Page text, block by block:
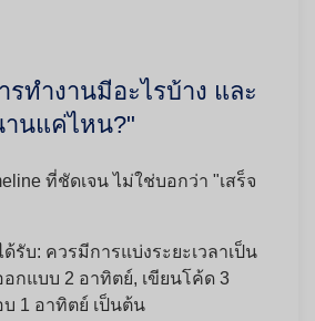
ทำงานมีอะไรบ้าง และ
านแค่ไหน?"
ที่ชัดเจน ไม่ใช่บอกว่า "เสร็จ
รับ: ควรมีการแบ่งระยะเวลาเป็น
กแบบ 2 อาทิตย์, เขียนโค้ด 3
1 อาทิตย์ เป็นต้น